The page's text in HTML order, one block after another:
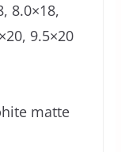
8.0×18,
9.5×20
matte